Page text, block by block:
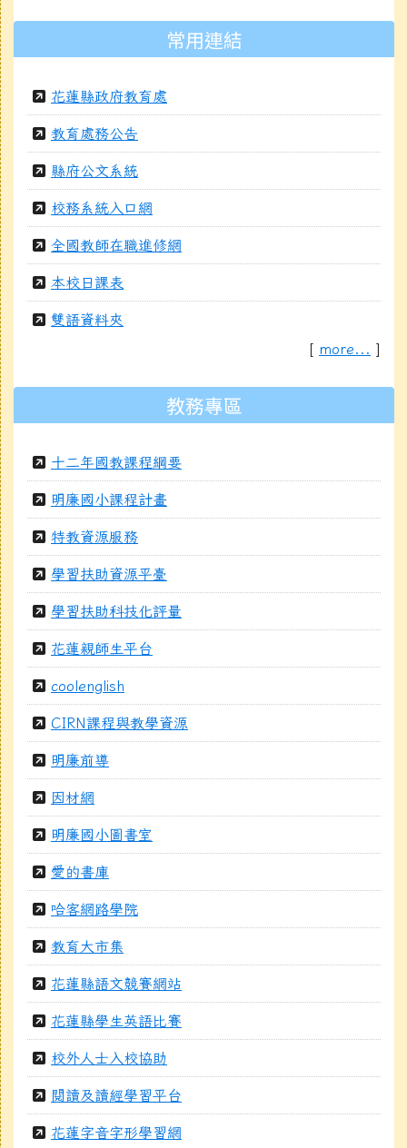
常用連結
花蓮縣政府教育處
教育處務公告
縣府公文系統
校務系統入口網
全國教師在職進修網
本校日課表
雙語資料夾
[ more... ]
教務專區
十二年國教課程綱要
明廉國小課程計畫
特教資源服務
學習扶助資源平臺
學習扶助科技化評量
花蓮親師生平台
coolenglish
CIRN課程與教學資源
明廉前導
因材網
明廉國小圖書室
愛的書庫
哈客網路學院
教育大市集
花蓮縣語文競賽網站
花蓮縣學生英語比賽
校外人士入校協助
閱讀及讀經學習平台
花蓮字音字形學習網